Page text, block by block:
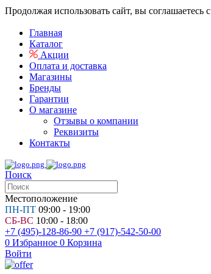
Продолжая использовать сайт, вы соглашаетесь с
Главная
Каталог
Акции
Оплата и доставка
Магазины
Бренды
Гарантии
О магазине
Отзывы о компании
Реквизиты
Контакты
Поиск
Местоположение
ПН-ПТ 09:00 - 19:00
СБ-ВС 10:00 - 18:00
+7 (495)-128-86-90 +7 (917)-542-50-00
0 Избранное 0 Корзина
Войти